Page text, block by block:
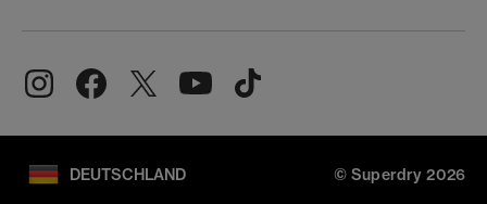
DEUTSCHLAND © Superdry 2026